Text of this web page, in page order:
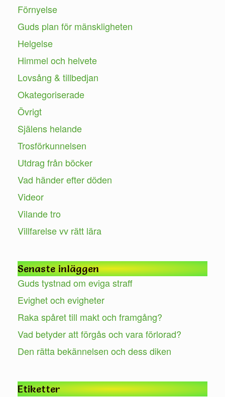
Förnyelse
Guds plan för mänskligheten
Helgelse
Himmel och helvete
Lovsång & tillbedjan
Okategoriserade
Övrigt
Själens helande
Trosförkunnelsen
Utdrag från böcker
Vad händer efter döden
Videor
Vilande tro
Villfarelse vv rätt lära
Senaste inläggen
Guds tystnad om eviga straff
Evighet och evigheter
Raka spåret till makt och framgång?
Vad betyder att förgås och vara förlorad?
Den rätta bekännelsen och dess diken
Etiketter